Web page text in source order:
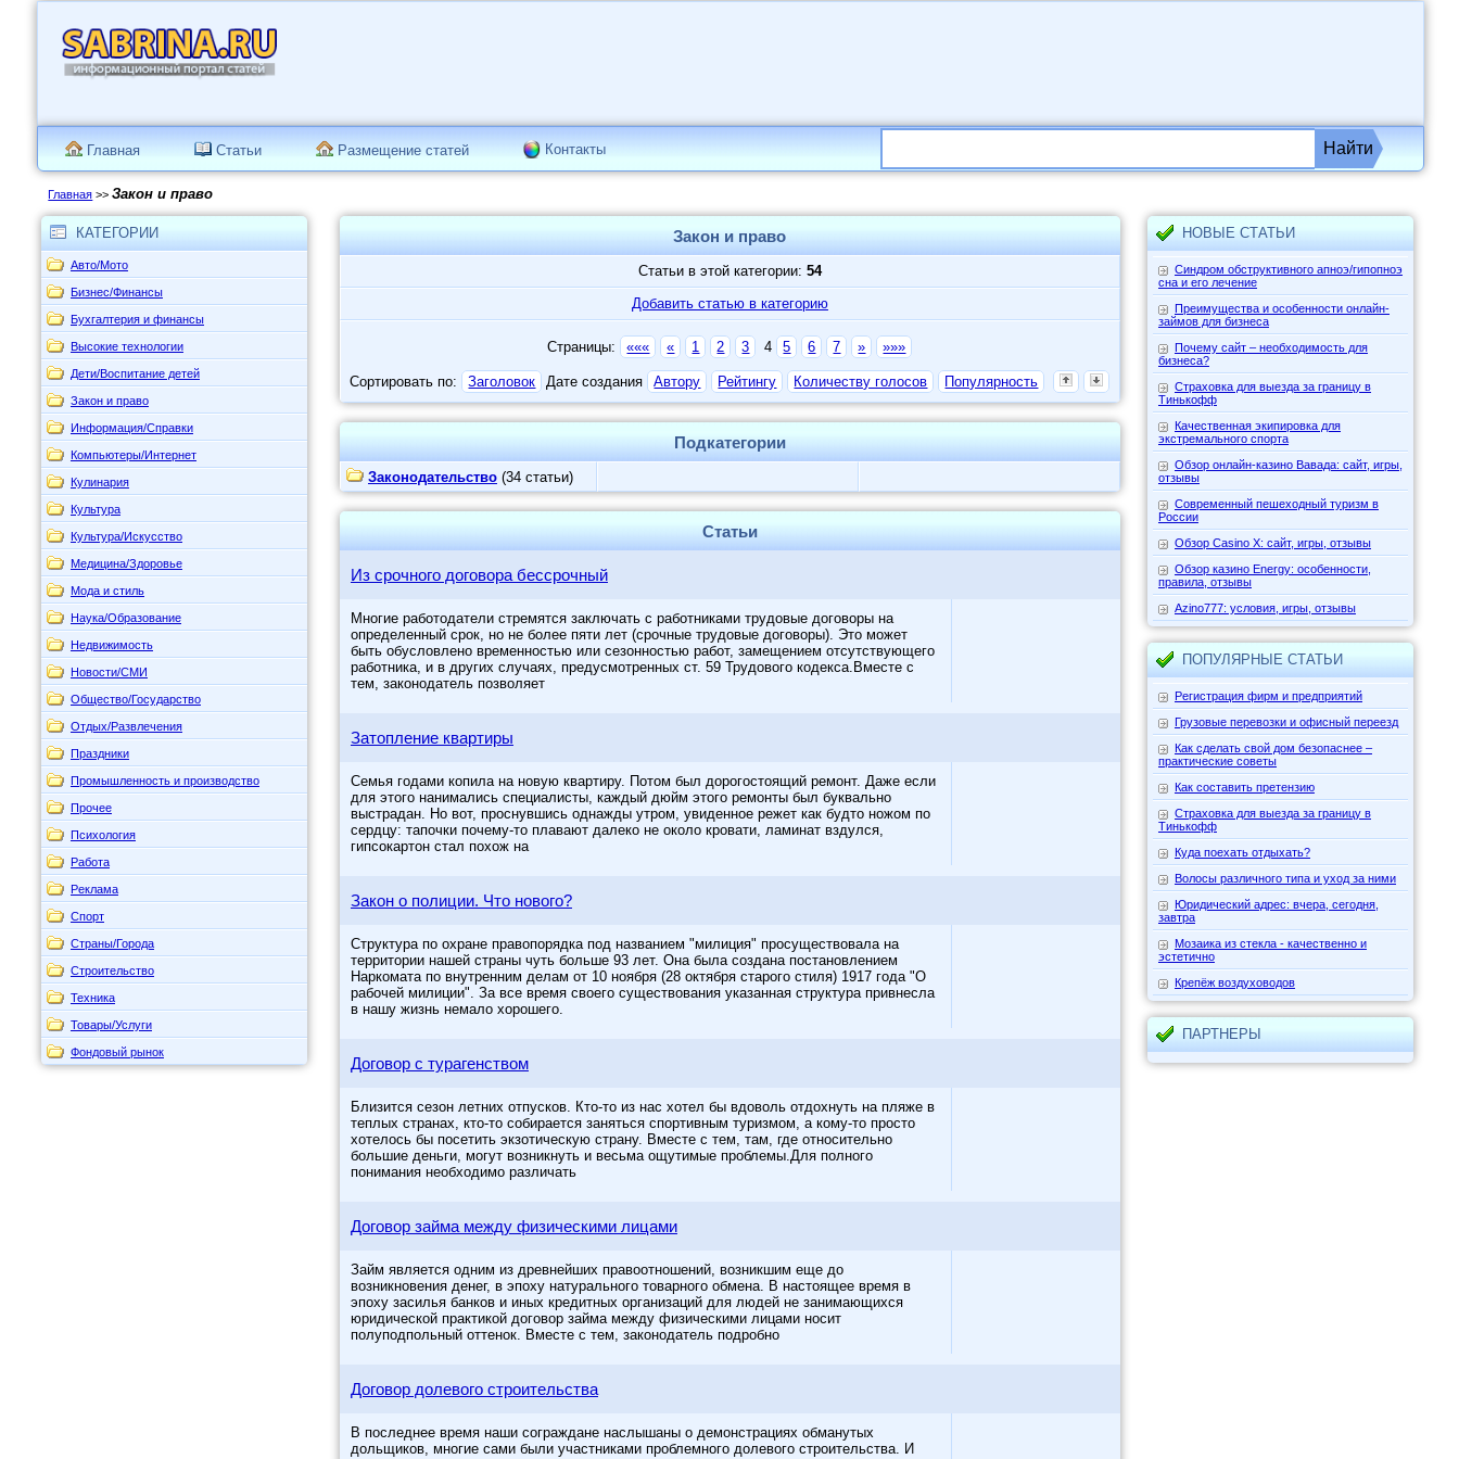
Главная Статьи Размещение статей Контакты Найти
Главная >>Закон и право
КАТЕГОРИИ
Авто/Мото
Бизнес/Финансы
Бухгалтерия и финансы
Высокие технологии
Дети/Воспитание детей
Закон и право
Информация/Справки
Компьютеры/Интернет
Кулинария
Культура
Культура/Искусство
Медицина/Здоровье
Мода и стиль
Наука/Образование
Недвижимость
Новости/СМИ
Общество/Государство
Отдых/Развлечения
Праздники
Промышленность и производство
Прочее
Психология
Работа
Реклама
Спорт
Страны/Города
Строительство
Техника
Товары/Услуги
Фондовый рынок
Закон и право
Статьи в этой категории: 54
Добавить статью в категорию
Страницы: ««« « 1 2 3 4 5 6 7 » »»»
Сортировать по: Заголовок Дате создания Автору Рейтингу Количеству голосов Популярность
Подкатегории
Законодательство(34 статьи)
Статьи
Из срочного договора бессрочный
Многие работодатели стремятся заключать с работниками трудовые договоры на
определенный срок, но не более пяти лет (срочные трудовые договоры). Это может
быть обусловлено временностью или сезонностью работ, замещением отсутствующего
работника, и в других случаях, предусмотренных ст. 59 Трудового кодекса.Вместе с
тем, законодатель позволяет
Затопление квартиры
Семья годами копила на новую квартиру. Потом был дорогостоящий ремонт. Даже если
для этого нанимались специалисты, каждый дюйм этого ремонты был буквально
выстрадан. Но вот, проснувшись однажды утром, увиденное режет как будто ножом по
сердцу: тапочки почему-то плавают далеко не около кровати, ламинат вздулся,
гипсокартон стал похож на
Закон о полиции. Что нового?
Структура по охране правопорядка под названием "милиция" просуществовала на
территории нашей страны чуть больше 93 лет. Она была создана постановлением
Наркомата по внутренним делам от 10 ноября (28 октября старого стиля) 1917 года "О
рабочей милиции". За все время своего существования указанная структура привнесла
в нашу жизнь немало хорошего.
Договор с турагенством
Близится сезон летних отпусков. Кто-то из нас хотел бы вдоволь отдохнуть на пляже в
теплых странах, кто-то собирается заняться спортивным туризмом, а кому-то просто
хотелось бы посетить экзотическую страну. Вместе с тем, там, где относительно
большие деньги, могут возникнуть и весьма ощутимые проблемы.Для полного
понимания необходимо различать
Договор займа между физическими лицами
Займ является одним из древнейших правоотношений, возникшим еще до
возникновения денег, в эпоху натурального товарного обмена. В настоящее время в
эпоху засилья банков и иных кредитных организаций для людей не занимающихся
юридической практикой договор займа между физическими лицами носит
полуподпольный оттенок. Вместе с тем, законодатель подробно
Договор долевого строительства
В последнее время наши сограждане наслышаны о демонстрациях обманутых
дольщиков, многие сами были участниками проблемного долевого строительства. И
НОВЫЕ СТАТЬИ
Синдром обструктивного апноэ/гипопноэ
сна и его лечение
Преимущества и особенности онлайн-
займов для бизнеса
Почему сайт – необходимость для
бизнеса?
Страховка для выезда за границу в
Тинькофф
Качественная экипировка для
экстремального спорта
Обзор онлайн-казино Вавада: сайт, игры,
отзывы
Современный пешеходный туризм в
России
Обзор Casino X: сайт, игры, отзывы
Обзор казино Energy: особенности,
правила, отзывы
Azino777: условия, игры, отзывы
ПОПУЛЯРНЫЕ СТАТЬИ
Регистрация фирм и предприятий
Грузовые перевозки и офисный переезд
Как сделать свой дом безопаснее –
практические советы
Как составить претензию
Страховка для выезда за границу в
Тинькофф
Куда поехать отдыхать?
Волосы различного типа и уход за ними
Юридический адрес: вчера, сегодня,
завтра
Мозаика из стекла - качественно и
эстетично
Крепёж воздуховодов
ПАРТНЕРЫ